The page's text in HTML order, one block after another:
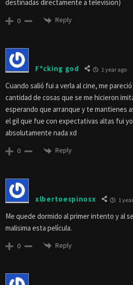
destinadas directamente a televisión)
0 Reply
F*cking god 1 year ago
Cuando salió fui a verla al cine, me
cantidad de cosas que se me hicieron
esperando que arranque y te mantienes
el gil que fue con expectativas altas fui
absolutamente nada xd
0 Reply
xlbertoespinosx 1
Me quede dormido al primer intento y al
malisima esta película.
0 Reply